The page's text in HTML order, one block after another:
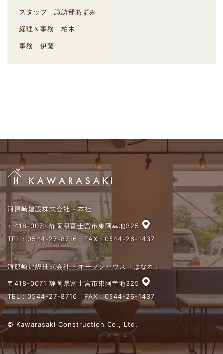
スタッフ 諏訪部あずみ
経理＆事務 柏木
事務 伊藤
河原崎建設株式会社 - 本社
〒418-0071 静岡県富士宮市東阿幸地325
TEL： 0544-27-8716 FAX：0544-26-1437
河原崎建設株式会社 - オープンハウス「はなれ」
〒418-0071 静岡県富士宮市東阿幸地325
TEL：0544-27-8716 FAX：0544-26-1437
© Kawarasaki Construction Co., Ltd.